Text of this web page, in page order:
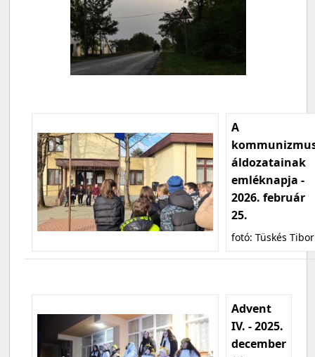
A
áldozatainak
emléknapja -
2026. február
25.
fotó: Tüskés Tibor
Advent
IV. - 2025.
december